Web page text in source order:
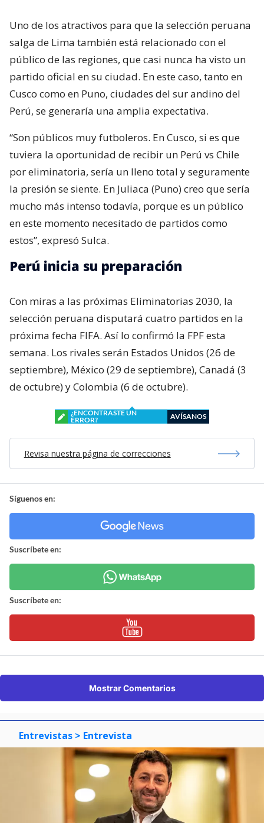
Uno de los atractivos para que la selección peruana
salga de Lima también está relacionado con el
público de las regiones, que casi nunca ha visto un
partido oficial en su ciudad. En este caso, tanto en
Cusco como en Puno, ciudades del sur andino del
Perú, se generaría una amplia expectativa.
“Son públicos muy futboleros. En Cusco, si es que
tuviera la oportunidad de recibir un Perú vs Chile
por eliminatoria, sería un lleno total y seguramente
la presión se siente. En Juliaca (Puno) creo que sería
mucho más intenso todavía, porque es un público
en este momento necesitado de partidos como
estos”, expresó Sulca.
Perú inicia su preparación
Con miras a las próximas Eliminatorias 2030, la
selección peruana disputará cuatro partidos en la
próxima fecha FIFA. Así lo confirmó la FPF esta
semana. Los rivales serán Estados Unidos (26 de
septiembre), México (29 de septiembre), Canadá (3
de octubre) y Colombia (6 de octubre).
¿ENCONTRASTE UN
ERROR?
AVÍSANOS
Revisa nuestra página de correcciones
Síguenos en:
Suscríbete en:
Suscríbete en:
Mostrar Comentarios
Entrevistas > Entrevista